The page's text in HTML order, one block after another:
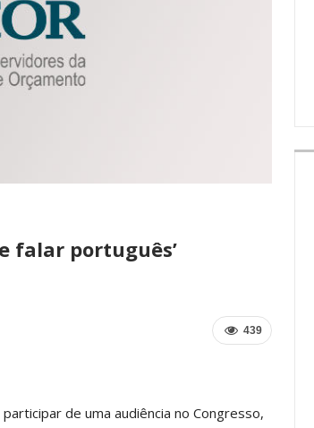
falar português’
439
de uma audiência no Congresso,